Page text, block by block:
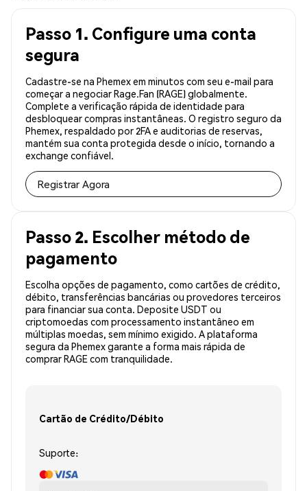
Passo 1. Configure uma conta
segura
Cadastre-se na Phemex em minutos com seu e-mail para
começar a negociar Rage.Fan (RAGE) globalmente.
Complete a verificação rápida de identidade para
desbloquear compras instantâneas. O registro seguro da
Phemex, respaldado por 2FA e auditorias de reservas,
mantém sua conta protegida desde o início, tornando a
exchange confiável.
Registrar Agora
Passo 2. Escolher método de
pagamento
Escolha opções de pagamento, como cartões de crédito,
débito, transferências bancárias ou provedores terceiros
para financiar sua conta. Deposite USDT ou
criptomoedas com processamento instantâneo em
múltiplas moedas, sem mínimo exigido. A plataforma
segura da Phemex garante a forma mais rápida de
comprar RAGE com tranquilidade.
Cartão de Crédito/Débito
Suporte: